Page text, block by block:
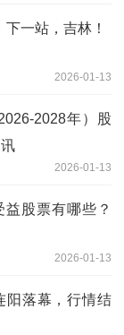
下一站，吉林！
2026-01-13
2028年）股
2026-01-13
股票有哪些？
2026-01-13
阳落幕，行情结